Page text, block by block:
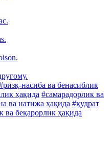
насиба ва бенасиблик
ҳақида #самарадорлик ва
ва натижа ҳақида #қудрат
ва беқарорлик ҳақида